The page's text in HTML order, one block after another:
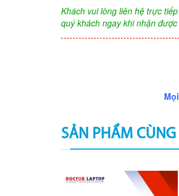
Khách vui lòng liên hệ trực
quý khách ngay khi nhận được
SẢN PHẨM